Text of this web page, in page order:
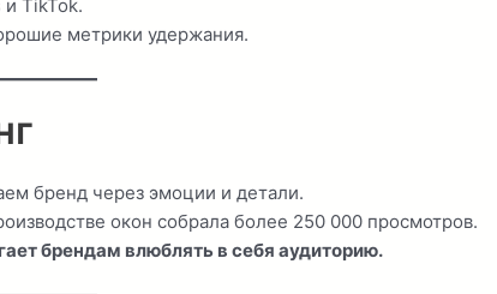
TikTok.
метрики удержания.
бренд через эмоции и детали.
окон собрала более 250 000 просмотров.
брендам влюблять в себя аудиторию.